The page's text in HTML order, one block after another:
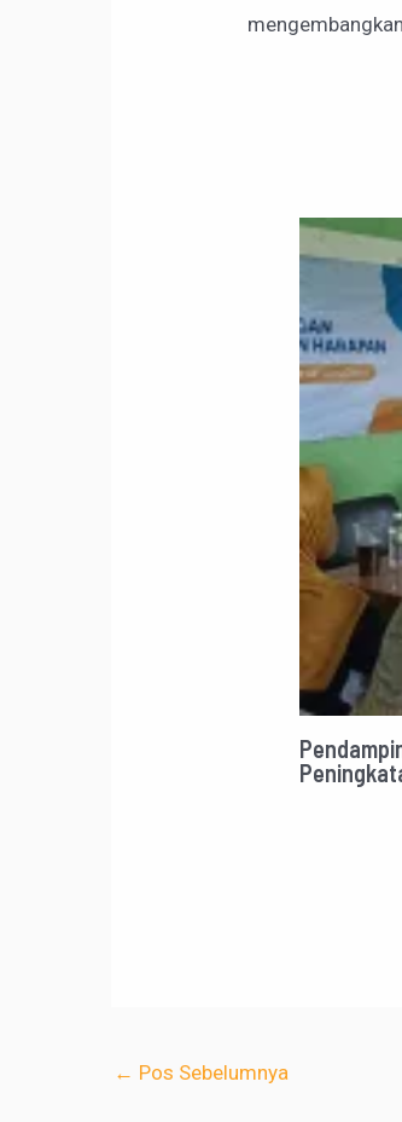
← Pos Sebelumnya